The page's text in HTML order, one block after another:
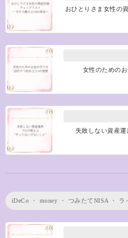
おひとりさま女性の
女性のための
失敗しない資産
iDeCo ・ money ・ つみたてNISA ・ ラ